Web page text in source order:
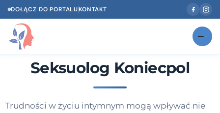
DOŁĄCZ DO PORTALUKONTAKT
Znajdź swojego specjalistę NOWOŚĆ
Według specjalizacji
Seksuolog Koniecpol
Trudności w życiu intymnym mogą wpływać nie